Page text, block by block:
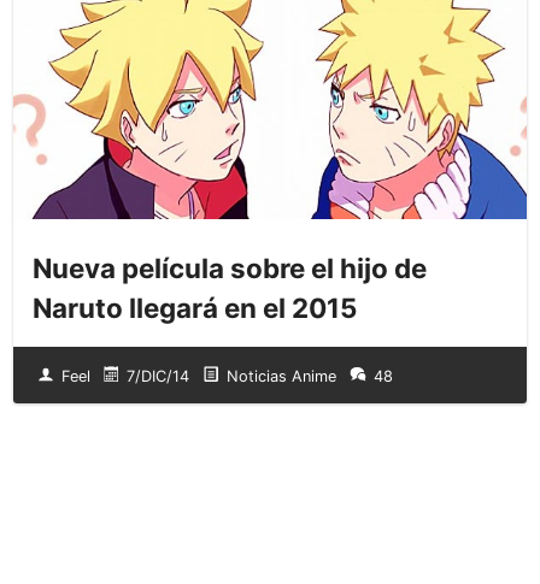
Nueva película sobre el hijo de
Naruto llegará en el 2015
Feel 7/DIC/14 Noticias Anime 48